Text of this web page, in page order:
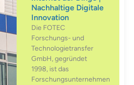
Nachhaltige Digitale
Innovation
Die FOTEC
Forschungs- und
Technologietransfer
GmbH, gegründet
1998, ist das
Forschungsunternehmen